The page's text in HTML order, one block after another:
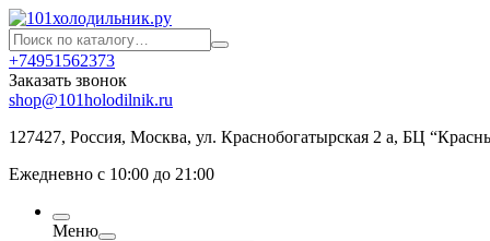
+74951562373
Заказать звонок
shop@101holodilnik.ru
127427, Россия, Москва, ул. Краснобогатырская 2 а, БЦ
Ежедневно с 10:00 до 21:00
Меню